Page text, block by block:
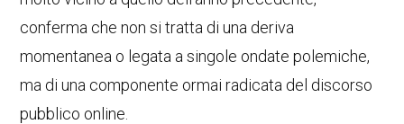
conferma che non si tratta di una deriva
momentanea o legata a singole ondate polemiche,
ma di una componente ormai radicata del discorso
pubblico online.